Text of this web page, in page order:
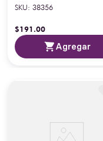
SKU: 38356
$191.00
Agregar